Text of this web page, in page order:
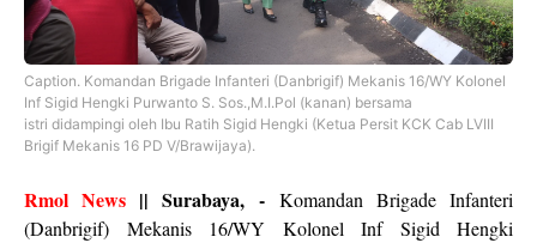
Caption. Komandan Brigade Infanteri (Danbrigif) Mekanis 16/WY Kolonel
Inf Sigid Hengki Purwanto S. Sos.,M.I.Pol (kanan) bersama
istri didampingi oleh Ibu Ratih Sigid Hengki (Ketua Persit KCK Cab LVIII
Brigif Mekanis 16 PD V/Brawijaya).
Rmol News || Surabaya, - Komandan Brigade Infanteri
(Danbrigif) Mekanis 16/WY Kolonel Inf Sigid Hengki